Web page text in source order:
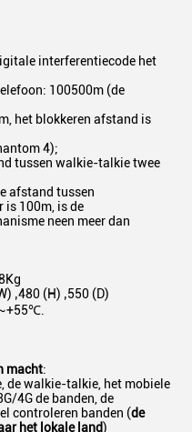
interferentiecode het
100500m (de
het blokkeren afstand is
4);
tussen walkie-talkie twee
afstand tussen
is 100m, is de
neen meer dan
‚480 (H) ‚550 (D)
macht:
de walkie-talkie, het mobiele
4G de banden, de
controleren banden (de
het lokale land)